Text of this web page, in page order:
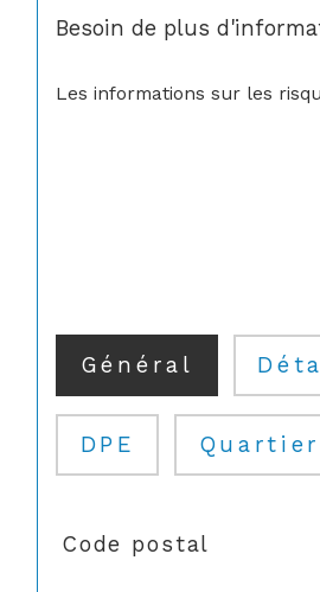
Besoin de plus
Les informations sur les
Général
DPE Quartier
Code postal